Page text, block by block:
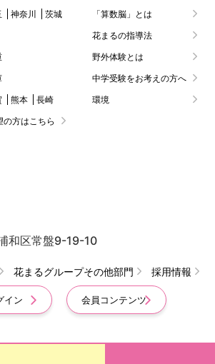
神奈川
茨城
熊本
長崎
の方はこちら
「算数脳」とは
花まるの指導法
野外体験とは
中学受験をお考えの方へ
環境
和区常盤9-19-10
花まるグループその他部門 採用情報
イン 会員コンテンツ